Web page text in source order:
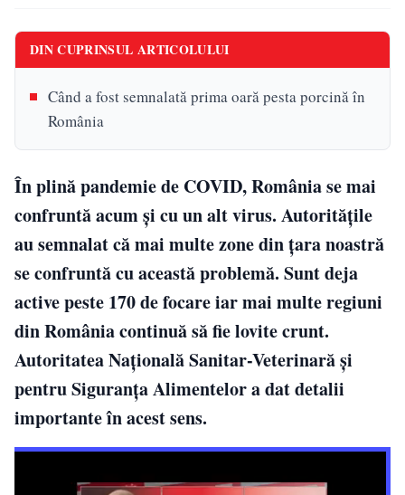
DIN CUPRINSUL ARTICOLULUI
Când a fost semnalată prima oară pesta porcină în
România
În plină pandemie de COVID, România se mai
confruntă acum și cu un alt virus. Autoritățile
au semnalat că mai multe zone din țara noastră
se confruntă cu această problemă. Sunt deja
active peste 170 de focare iar mai multe regiuni
din România continuă să fie lovite crunt.
Autoritatea Naţională Sanitar-Veterinară şi
pentru Siguranţa Alimentelor a dat detalii
importante în acest sens.